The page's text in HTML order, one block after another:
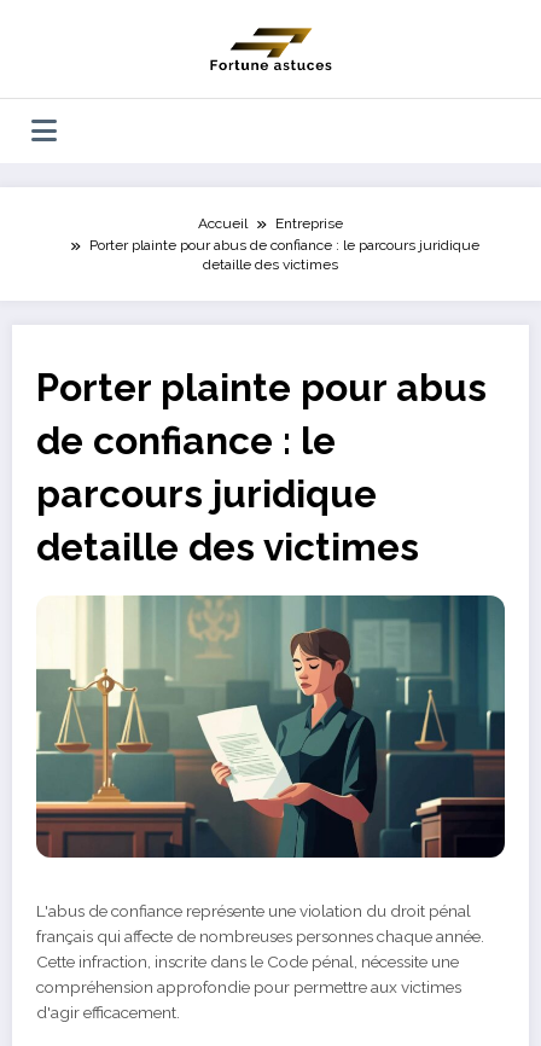
Accueil
Entreprise
Porter plainte pour abus de confiance : le parcours juridique
detaille des victimes
Porter plainte pour abus
de confiance : le
parcours juridique
detaille des victimes
L'abus de confiance représente une violation du droit pénal
français qui affecte de nombreuses personnes chaque année.
Cette infraction, inscrite dans le Code pénal, nécessite une
compréhension approfondie pour permettre aux victimes
d'agir efficacement.